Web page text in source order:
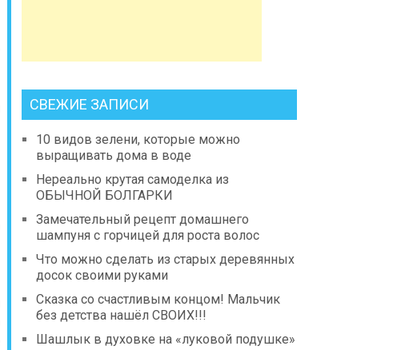
СВЕЖИЕ ЗАПИСИ
10 видов зелени, которые можно
выращивать дома в воде
Нереально крутая самоделка из
ОБЫЧНОЙ БОЛГАРКИ
Замечательный рецепт домашнего
шампуня с горчицей для роста волос
Что можно сделать из старых деревянных
досок своими руками
Сказка со счастливым концом! Мальчик
без детства нашёл СВОИХ!!!
Шашлык в духовке на «луковой подушке»